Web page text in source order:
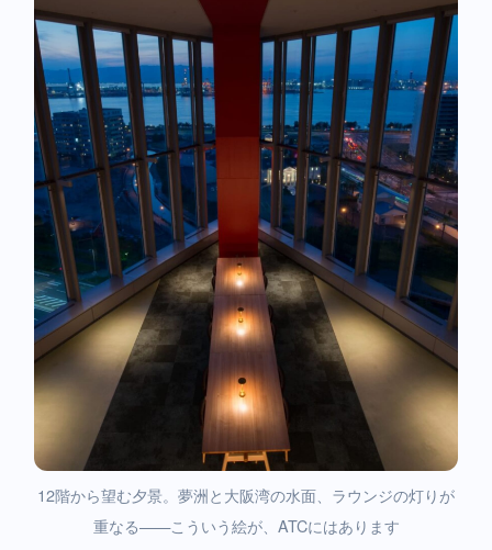
12階から望む夕景。夢洲と大阪湾の水面、ラウンジの灯りが
重なる——こういう絵が、ATCにはあります